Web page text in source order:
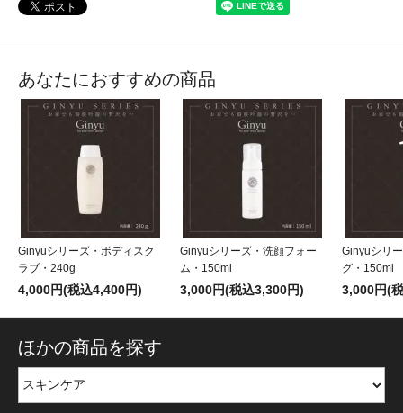
あなたにおすすめの商品
Ginyuシリーズ・ボディスク
ラブ・240g
4,000円(税込4,400円)
Ginyuシリーズ・洗顔フォー
ム・150ml
3,000円(税込3,300円)
Ginyuシリ
グ・150ml
3,000円(
ほかの商品を探す